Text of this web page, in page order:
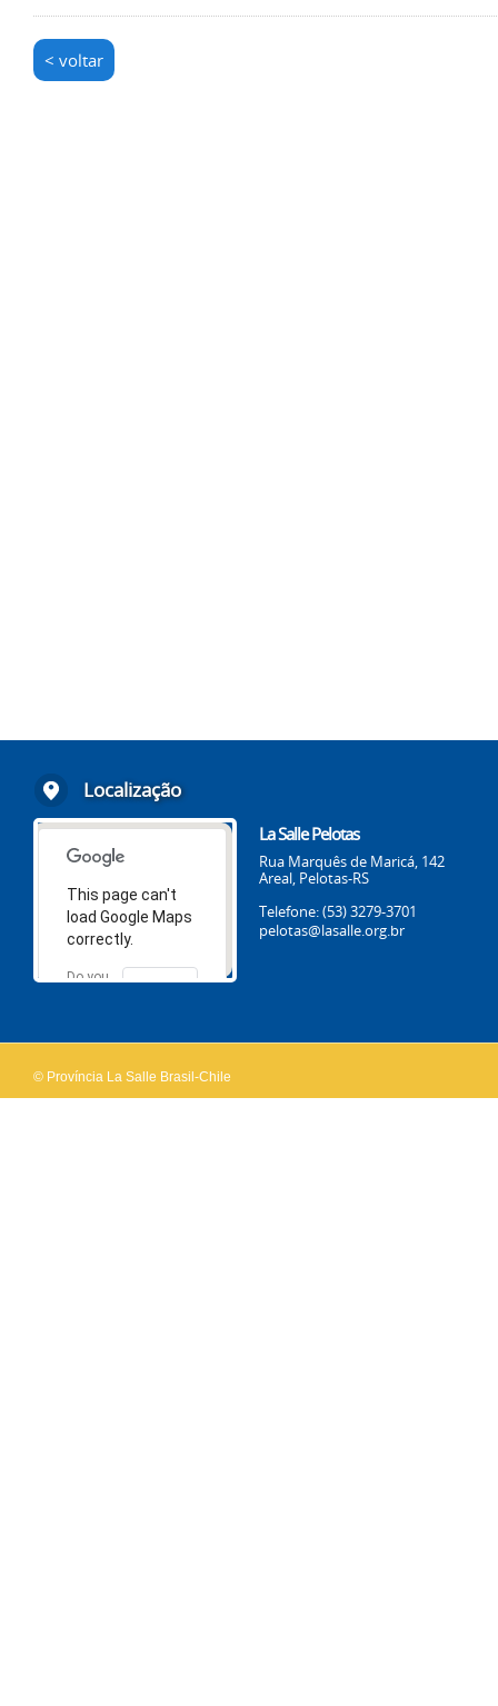
< voltar
Localização
This page can't
load Google Maps
correctly.
Do you
OK
La Salle Pelotas
Rua Marquês de Maricá, 142
Areal, Pelotas-RS
Telefone: (53) 3279-3701
pelotas@lasalle.org.br
© Província La Salle Brasil-Chile